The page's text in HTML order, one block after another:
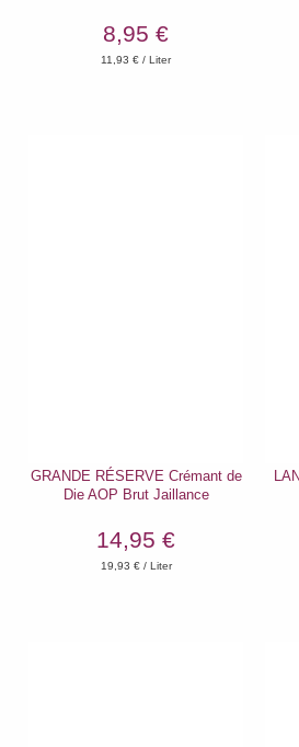
8,95 €
11,93 € / Liter
GRANDE RÉSERVE Crémant de
Die AOP Brut Jaillance
14,95 €
19,93 € / Liter